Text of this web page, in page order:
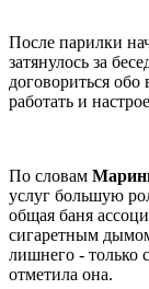
После парилки
затянулось за
договориться
работать и
По словам
услуг большую
общая баня
сигаретным
лишнего - только
отметила она.